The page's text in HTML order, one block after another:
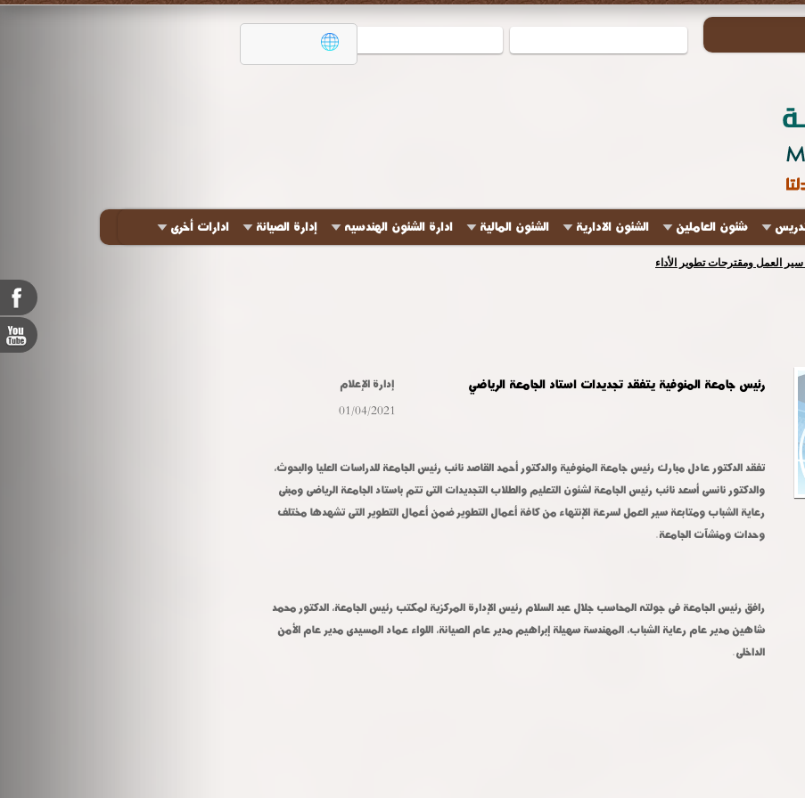
شئون العاملين الشئون الادارية الشئون المالية ادارة الشئون الهندسيه إدارة الصيانة ادارات أخرى
العمل ومقترحات تطوير الأداء
رئيس جامعة المنوفية يتفقد تجديدات استاد الجامعة الرياضي
إدارة الإعلام
01/04/2021
وحدات ومنشآت الجامعة.
شاهين مدير عام رعاية الشباب، المهندسة سهيلة إبراهيم مدير عام الصيانة، اللواء عماد المسيدى مدير عام الأمن
الداخلى.